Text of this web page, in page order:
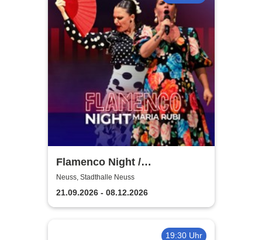
Flamenco Night /
Flamencomanía Tour 26/27 -
Deutschlands größte
Flamenco-Tournee
Neuss, Stadthalle Neuss
21.09.2026 - 08.12.2026
19:30 Uhr